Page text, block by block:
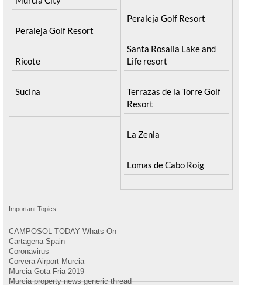
Peraleja Golf Resort
Ricote
Sucina
Peraleja Golf Resort
Santa Rosalia Lake and
Life resort
Terrazas de la Torre Golf
Resort
La Zenia
Lomas de Cabo Roig
Important Topics:
CAMPOSOL TODAY Whats On
Cartagena Spain
Coronavirus
Corvera Airport Murcia
Murcia Gota Fria 2019
Murcia property news generic thread